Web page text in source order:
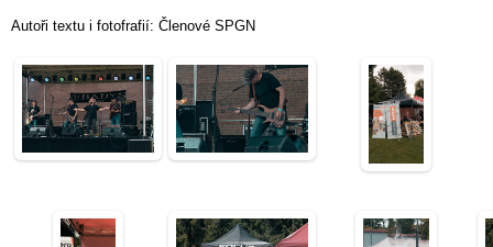
Autoři textu i fotofrafií: Členové SPGN